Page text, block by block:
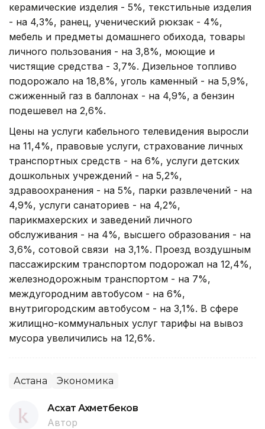
керамические изделия - 5%, текстильные изделия
- на 4,3%, ранец, ученический рюкзак - 4%,
мебель и предметы домашнего обихода, товары
личного пользования - на 3,8%, моющие и
чистящие средства - 3,7%. Дизельное топливо
подорожало на 18,8%, уголь каменный - на 5,9%,
сжиженный газ в баллонах - на 4,9%, а бензин
подешевел на 2,6%.
Цены на услуги кабельного телевидения выросли
на 11,4%, правовые услуги, страхование личных
транспортных средств - на 6%, услуги детских
дошкольных учреждений - на 5,2%,
здравоохранения - на 5%, парки развлечений - на
4,9%, услуги санаториев - на 4,2%,
парикмахерских и заведений личного
обслуживания - на 4%, высшего образования - на
3,6%, сотовой связи на 3,1%. Проезд воздушным
пассажирским транспортом подорожал на 12,4%,
железнодорожным транспортом - на 7%,
междугородним автобусом - на 6%,
внутригородским автобусом - на 3,1%. В сфере
жилищно-коммунальных услуг тарифы на вывоз
мусора увеличились на 12,6%.
Астана Экономика
Асхат Ахметбеков
Автор